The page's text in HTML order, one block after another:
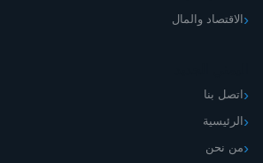
الاقتصاد والمال
اتصل بنا
الرئيسية
من نحن